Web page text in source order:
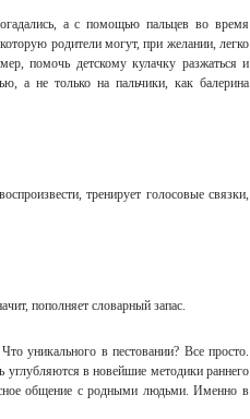
а с помощью пальцев во время
родители могут, при желании, легко
помочь детскому кулачку разжаться и
а не только на пальчики, как балерина
тренирует голосовые связки,
пополняет словарный запас.
уникального в пестовании? Все просто.
в новейшие методики раннего
общение с родными людьми. Именно в